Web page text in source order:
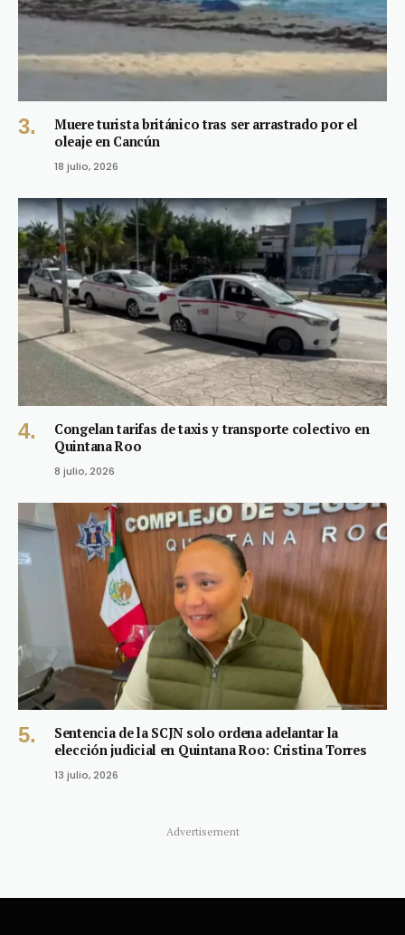
Muere turista británico tras ser arrastrado por el
oleaje en Cancún
18 julio, 2026
Congelan tarifas de taxis y transporte colectivo en
Quintana Roo
8 julio, 2026
Sentencia de la SCJN solo ordena adelantar la
elección judicial en Quintana Roo: Cristina Torres
13 julio, 2026
Advertisement